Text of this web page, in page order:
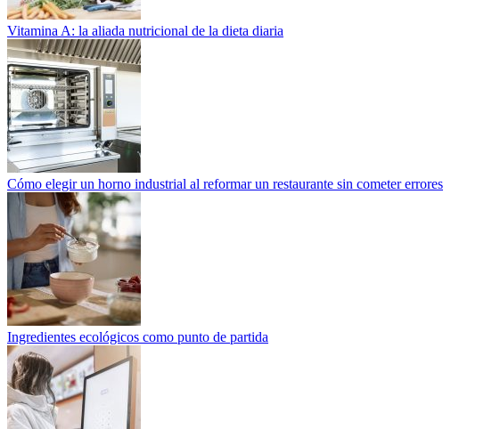
Vitamina A: la aliada nutricional de la dieta diaria
Cómo elegir un horno industrial al reformar un restaurante sin cometer errores
Ingredientes ecológicos como punto de partida